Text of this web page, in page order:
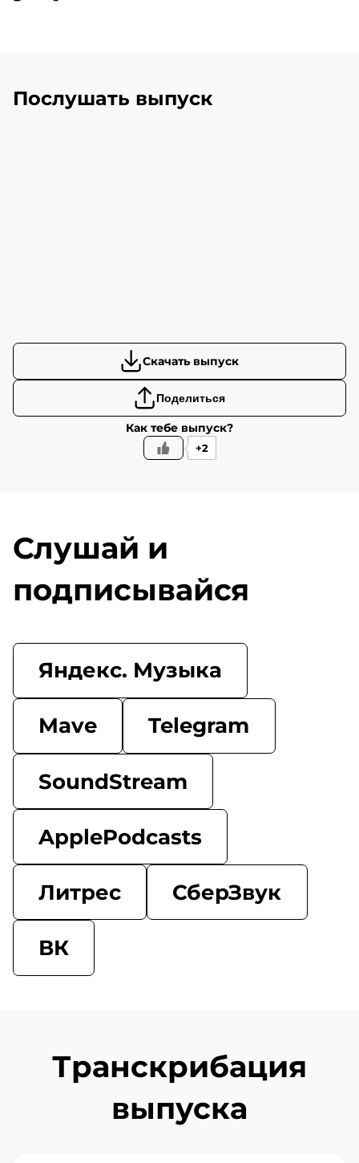
Послушать выпуск
Скачать выпуск
Поделиться
Как тебе выпуск?
+2
Слушай и
подписывайся
Яндекс. Музыка
Mave Telegram
SoundStream
ApplePodcasts
Литрес СберЗвук
ВК
Транскрибация
выпуска